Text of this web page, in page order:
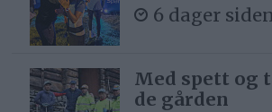
6 dager siden
Med spett og
de gården